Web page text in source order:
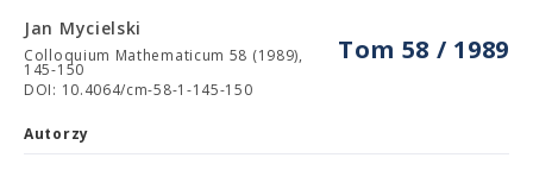
Tom 58 / 1989
Jan Mycielski
Colloquium Mathematicum 58 (1989),
145-150
DOI: 10.4064/cm-58-1-145-150
Autorzy